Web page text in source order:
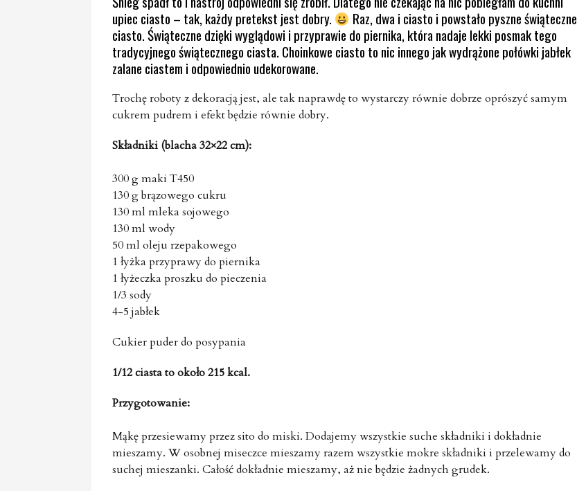
upiec ciasto – tak, każdy pretekst jest dobry.
Raz, dwa i ciasto i powstało pyszne świąteczne
ciasto. Świąteczne dzięki wyglądowi i przyprawie do piernika, która nadaje lekki posmak tego
tradycyjnego świątecznego ciasta. Choinkowe ciasto to nic innego jak wydrążone połówki jabłek
zalane ciastem i odpowiednio udekorowane.
Trochę roboty z dekoracją jest, ale tak naprawdę to wystarczy równie dobrze oprószyć samym
cukrem pudrem i efekt będzie równie dobry.
Składniki (blacha 32×22 cm):
300 g maki T450
130 g brązowego cukru
130 ml mleka sojowego
130 ml wody
50 ml oleju rzepakowego
1 łyżka przyprawy do piernika
1 łyżeczka proszku do pieczenia
1/3 sody
4-5 jabłek
Cukier puder do posypania
1/12 ciasta to około 215 kcal.
Przygotowanie:
Mąkę przesiewamy przez sito do miski. Dodajemy wszystkie suche składniki i dokładnie
mieszamy. W osobnej miseczce mieszamy razem wszystkie mokre składniki i przelewamy do
suchej mieszanki. Całość dokładnie mieszamy, aż nie będzie żadnych grudek.